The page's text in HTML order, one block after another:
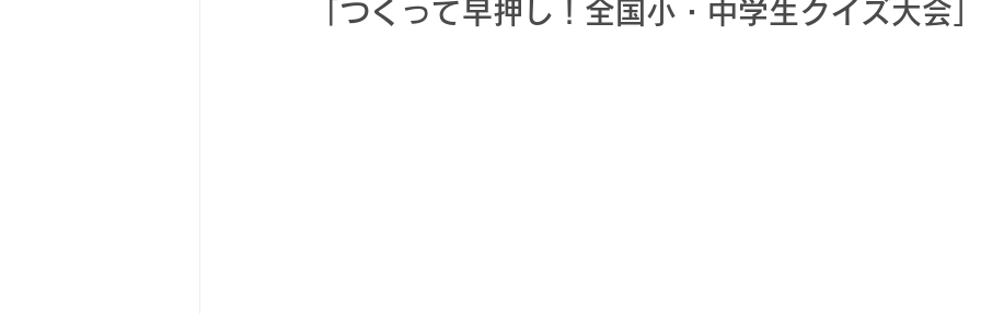
「つくって早押し！全国小・中学生クイズ大会」